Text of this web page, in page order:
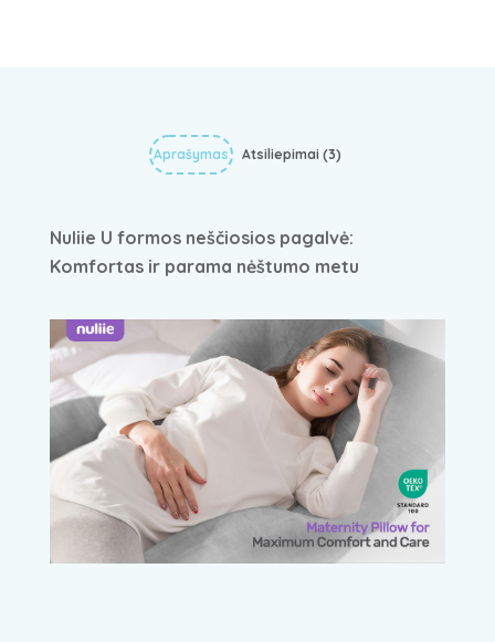
Aprašymas Atsiliepimai (3)
Nuliie U formos neščiosios pagalvė:
Komfortas ir parama nėštumo metu